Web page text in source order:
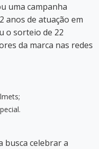
uma campanha
anos de atuação em
o sorteio de 22
da marca nas redes
busca celebrar a